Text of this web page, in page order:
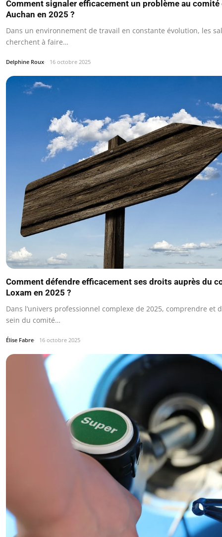
Comment signaler efficacement un problème au comité
Auchan en 2025 ?
Dans un environnement de travail en constante évolution, les
cherchent à faire…
Delphine Roux 16 octobre 2025
Comment défendre efficacement ses droits auprès du
Loxam en 2025 ?
Dans l’univers professionnel complexe de 2025, comprendre et
sein du comité…
Élise Fabre 16 octobre 2025